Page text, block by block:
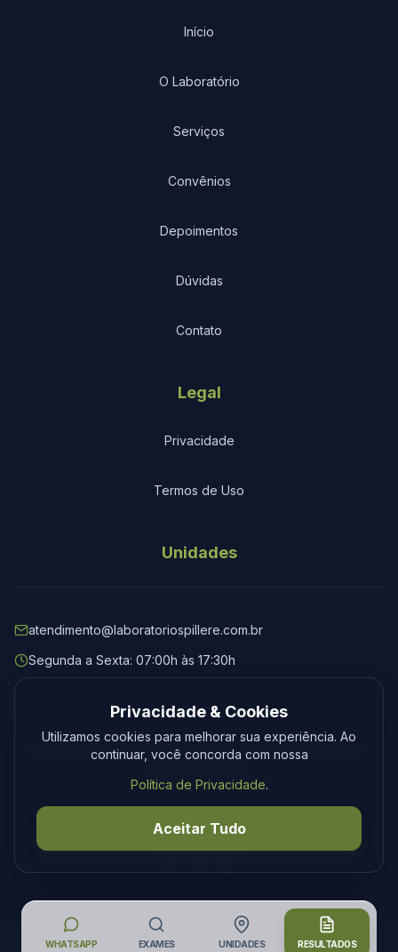
Início
O Laboratório
Serviços
Convênios
Depoimentos
Dúvidas
Contato
Legal
Privacidade
Termos de Uso
Unidades
atendimento@laboratoriospillere.com.br
Segunda a Sexta: 07:00h às 17:30h
© 2026 Laboratório Spillere. Todos os direitos reservados.
PrivacidadeTermos
DesenvolvimentoTecmedia
Privacidade & Cookies
Utilizamos cookies para melhorar sua experiência. Ao
continuar, você concorda com nossa
Política de Privacidade.
Aceitar Tudo
WHATSAPP EXAMES UNIDADES RESULTADOS